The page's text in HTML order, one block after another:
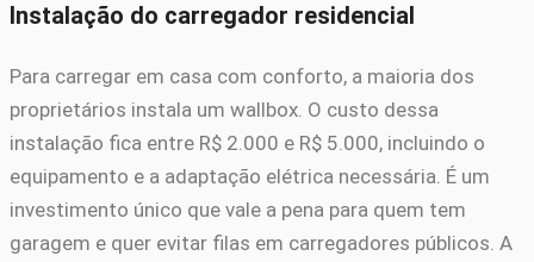
Instalação do carregador residencial
Para carregar em casa com conforto, a maioria dos
proprietários instala um wallbox. O custo dessa
instalação fica entre R$ 2.000 e R$ 5.000, incluindo o
equipamento e a adaptação elétrica necessária. É um
investimento único que vale a pena para quem tem
garagem e quer evitar filas em carregadores públicos. A